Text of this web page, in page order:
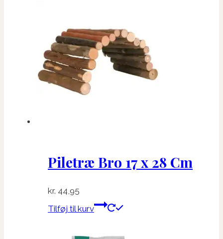
Piletræ Bro 17 x 28 Cm
kr. 44,95
Tilføj til kurv